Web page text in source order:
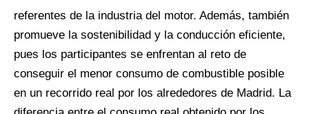
referentes de la industria del motor. Además, también
promueve la sostenibilidad y la conducción eficiente,
pues los participantes se enfrentan al reto de
conseguir el menor consumo de combustible posible
en un recorrido real por los alrededores de Madrid. La